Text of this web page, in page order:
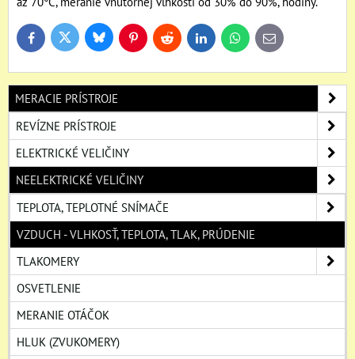
FacebookTwitter BlueskyPinterestReddit LinkedInWhatsApp
E-
mail
MERACIE PRÍSTROJE
REVÍZNE PRÍSTROJE
ELEKTRICKÉ VELIČINY
NEELEKTRICKÉ VELIČINY
TEPLOTA, TEPLOTNÉ SNÍMAČE
VZDUCH - VLHKOSŤ, TEPLOTA, TLAK, PRÚDENIE
TLAKOMERY
OSVETLENIE
MERANIE OTÁČOK
HLUK (ZVUKOMERY)